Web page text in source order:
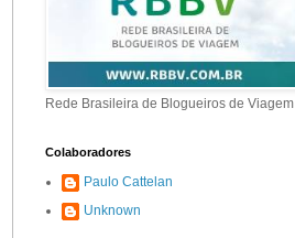
Rede Brasileira de Blogueiros de Viagem
Colaboradores
Paulo Cattelan
Unknown